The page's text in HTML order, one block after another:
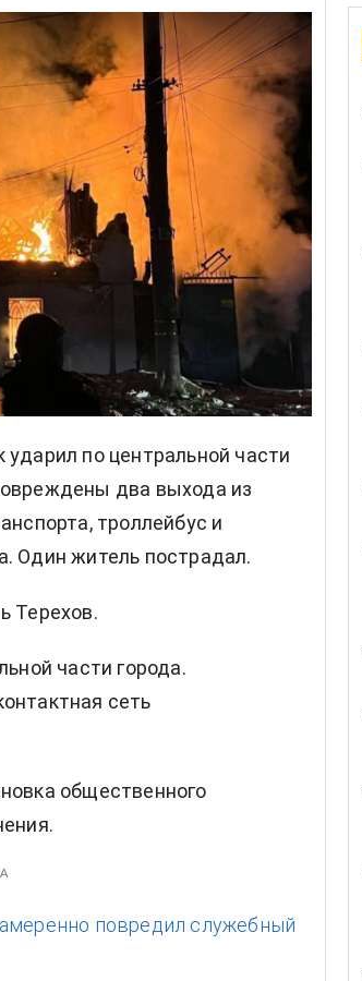
по центральной части
два выхода из
троллейбус и
Один житель пострадал.
Терехов.
части города.
сеть
общественного
повредил служебный